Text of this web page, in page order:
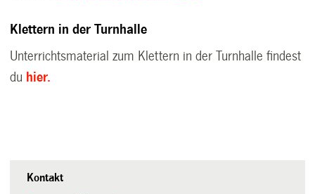
Klettern in der Turnhalle
Unterrichtsmaterial zum Klettern in der Turnhalle findest
du hier.
Kontakt